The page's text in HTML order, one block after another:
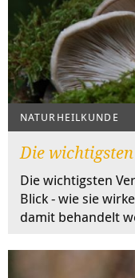
NATURHEILKUNDE
Die
Die wichtigsten
Blick - wie sie
damit behandelt